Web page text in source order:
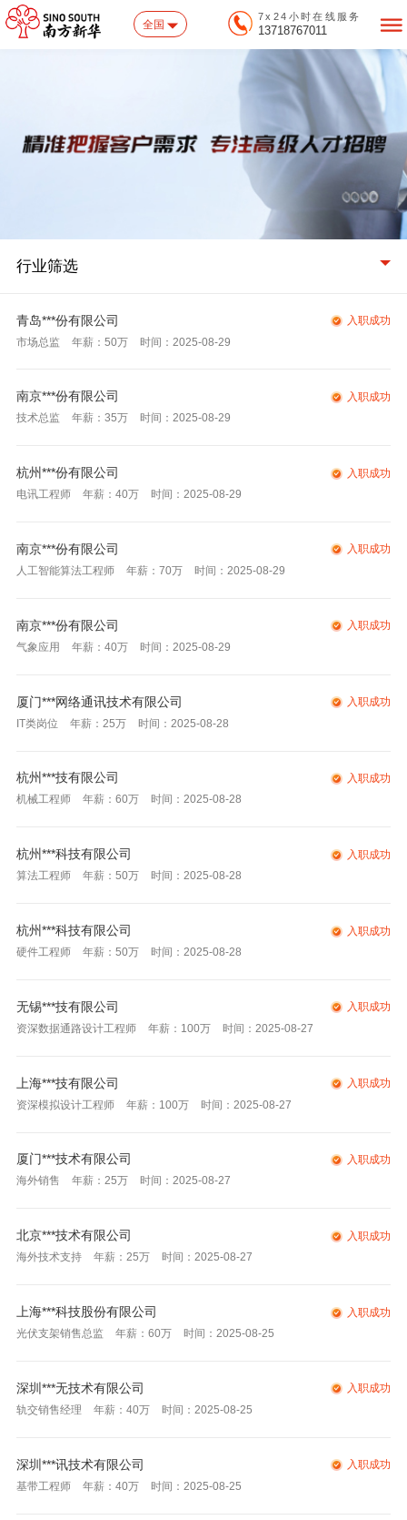
全国
7x24小时在线服务
13718767011
行业筛选
青岛***份有限公司
入职成功
市场总监
年薪：50万 时间：2025-08-29
南京***份有限公司
入职成功
技术总监
年薪：35万 时间：2025-08-29
杭州***份有限公司
入职成功
电讯工程师
年薪：40万 时间：2025-08-29
南京***份有限公司
入职成功
人工智能算法工程师
年薪：70万 时间：2025-08-29
南京***份有限公司
入职成功
气象应用
年薪：40万 时间：2025-08-29
厦门***网络通讯技术有限公司
入职成功
IT类岗位
年薪：25万 时间：2025-08-28
杭州***技有限公司
入职成功
机械工程师
年薪：60万 时间：2025-08-28
杭州***科技有限公司
入职成功
算法工程师
年薪：50万 时间：2025-08-28
杭州***科技有限公司
入职成功
硬件工程师
年薪：50万 时间：2025-08-28
无锡***技有限公司
入职成功
资深数据通路设计工程师
年薪：100万 时间：2025-08-27
上海***技有限公司
入职成功
资深模拟设计工程师
年薪：100万 时间：2025-08-27
厦门***技术有限公司
入职成功
海外销售
年薪：25万 时间：2025-08-27
北京***技术有限公司
入职成功
海外技术支持
年薪：25万 时间：2025-08-27
上海***科技股份有限公司
入职成功
光伏支架销售总监
年薪：60万 时间：2025-08-25
深圳***无技术有限公司
入职成功
轨交销售经理
年薪：40万 时间：2025-08-25
深圳***讯技术有限公司
入职成功
基带工程师
年薪：40万 时间：2025-08-25